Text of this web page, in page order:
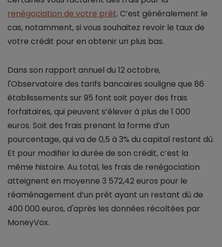
renégociation de votre prêt. C’est généralement le
cas, notamment, si vous souhaitez revoir le taux de
votre crédit pour en obtenir un plus bas.
Dans son rapport annuel du 12 octobre,
l'Observatoire des tarifs bancaires souligne que 86
établissements sur 95 font soit payer des frais
forfaitaires, qui peuvent s’élever à plus de 1 000
euros. Soit des frais prenant la forme d’un
pourcentage, qui va de 0,5 à 3% du capital restant dû.
Et pour modifier la durée de son crédit, c’est la
même histoire. Au total, les frais de renégociation
atteignent en moyenne 3 572,42 euros pour le
réaménagement d’un prêt ayant un restant dû de
400 000 euros, d'après les données récoltées par
MoneyVox.